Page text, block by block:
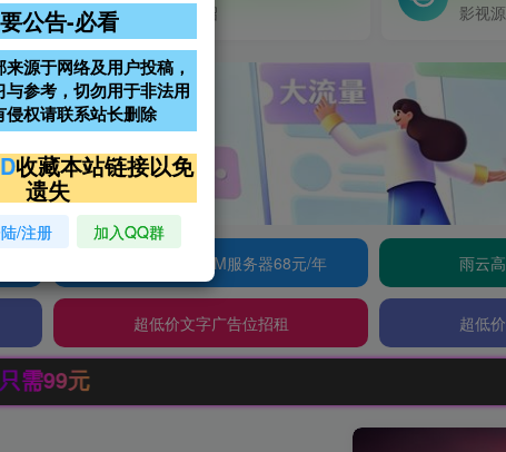
VIP特权介绍 影视
阿里云2核2G200M服务器68元/年 雨云
超低价文字广告位招租 超低
公告-必看
源于网络及用户投稿，
与参考，切勿用于非法用
侵权请联系站长删除
收藏本站链接以免
遗失
/注册 加入QQ群